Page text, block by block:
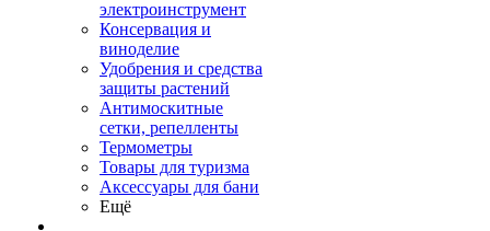
электроинструмент
Консервация и
виноделие
Удобрения и средства
защиты растений
Антимоскитные
сетки, репелленты
Термометры
Товары для туризма
Аксессуары для бани
Ещё